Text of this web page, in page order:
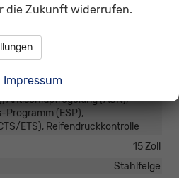
Antischlupfregelung (ASR),
Programm (ESP),
ETS), Reifendruckkontrolle
15 Zoll
Stahlfelge
die Zukunft widerrufen.
Impressum